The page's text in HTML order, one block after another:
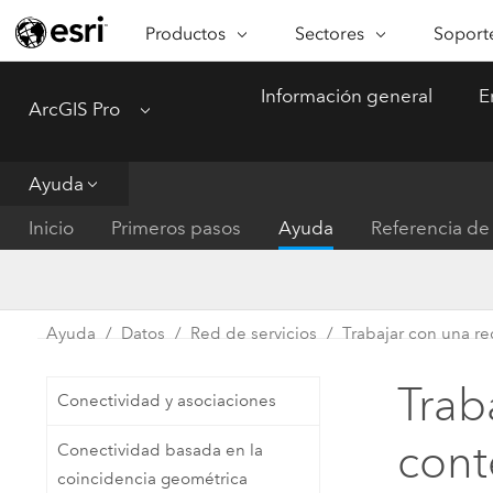
Productos
ARCGIS
Plataforma completa de
Sistema fundamental para SIG y
representación cartográfica
Sectores
SECTORES
Conservación
Servicios públicos de
Salud y servicios humanos
Gobierno nacional
ArcGIS Pro Menu
Información general
Ayuda
Inicio
Primeros pasos Ayuda Referencia
Ayuda Datos Red de servicios Trabajar con una
Conectividad y asociaciones
Conectividad basada en la
coincidencia geométrica